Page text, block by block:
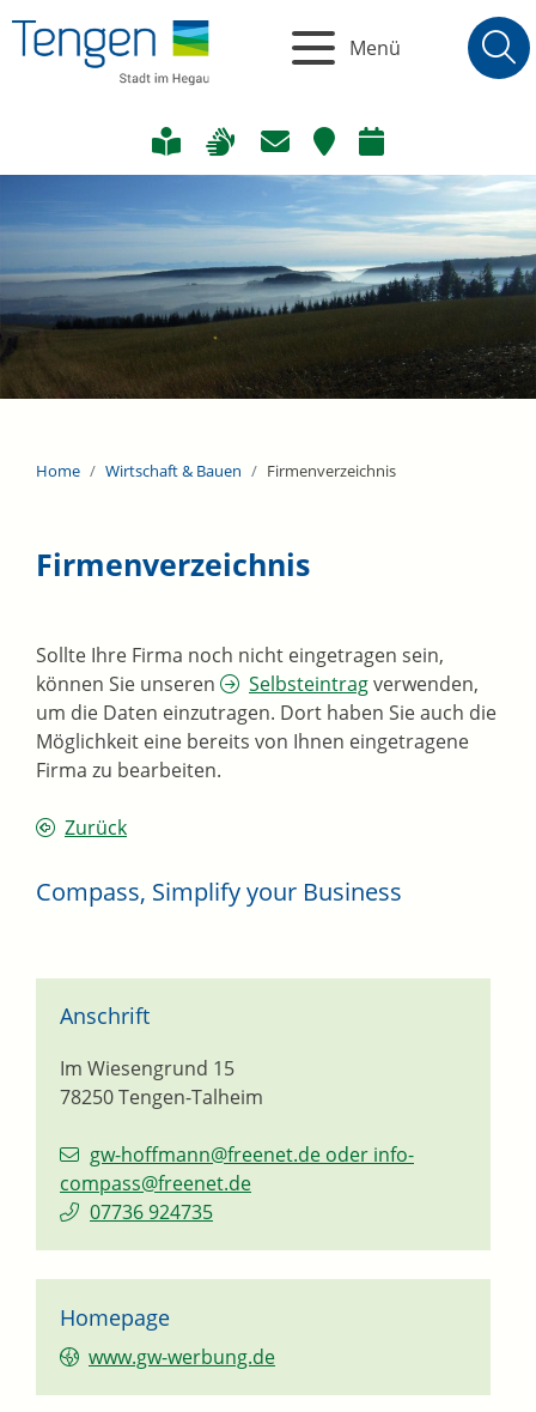
Menü
Home Wirtschaft & Bauen Firmenverzeichnis
Firmenverzeichnis
Sollte Ihre Firma noch nicht eingetragen sein,
können Sie unseren
Selbsteintragverwenden,
um die Daten einzutragen. Dort haben Sie auch die
Möglichkeit eine bereits von Ihnen eingetragene
Firma zu bearbeiten.
Zurück
Compass, Simplify your Business
Anschrift
Im Wiesengrund 15
78250Tengen-Talheim
gw-hoffmann@freenet.de oder info-
compass@freenet.de
07736 924735
Homepage
www.gw-werbung.de